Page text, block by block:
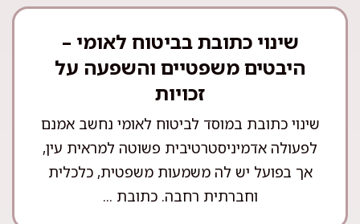
שינוי כתובת בביטוח לאומי –
היבטים משפטיים והשפעה על
זכויות
שינוי כתובת במוסד לביטוח לאומי נחשב אמנם
לפעולה אדמיניסטרטיבית פשוטה למראית עין,
אך בפועל יש לה משמעות משפטית, כלכלית
וחברתית רחבה. כתובת ...